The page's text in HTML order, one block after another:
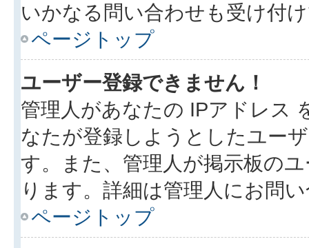
いかなる問い合わせも受け付
ページトップ
ユーザー登録できません！
管理人があなたの IPアドレス
なたが登録しようとしたユー
す。また、管理人が掲示板の
ります。詳細は管理人にお問
ページトップ